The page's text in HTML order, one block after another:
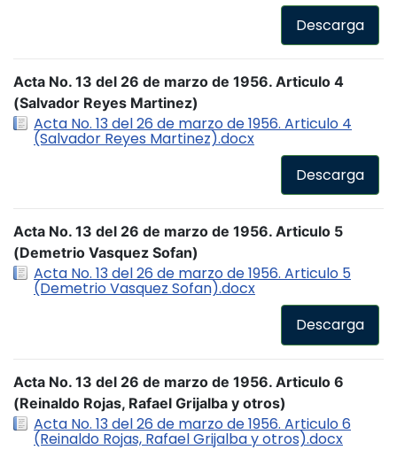
Descarga
Acta No. 13 del 26 de marzo de 1956. Articulo 4
(Salvador Reyes Martinez)
Acta No. 13 del 26 de marzo de 1956. Articulo 4
(Salvador Reyes Martinez).docx
Descarga
Acta No. 13 del 26 de marzo de 1956. Articulo 5
(Demetrio Vasquez Sofan)
Acta No. 13 del 26 de marzo de 1956. Articulo 5
(Demetrio Vasquez Sofan).docx
Descarga
Acta No. 13 del 26 de marzo de 1956. Articulo 6
(Reinaldo Rojas, Rafael Grijalba y otros)
Acta No. 13 del 26 de marzo de 1956. Articulo 6
(Reinaldo Rojas, Rafael Grijalba y otros).docx